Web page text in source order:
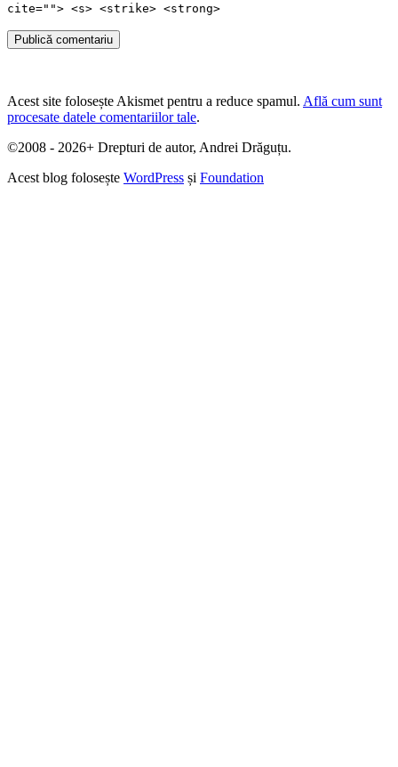
cite=""> <s> <strike> <strong>
Publică comentariu
Acest site folosește Akismet pentru a reduce spamul. Află cum sunt
procesate datele comentariilor tale.
©2008 - 2026+ Drepturi de autor, Andrei Drăguțu.
Acest blog folosește WordPress și Foundation